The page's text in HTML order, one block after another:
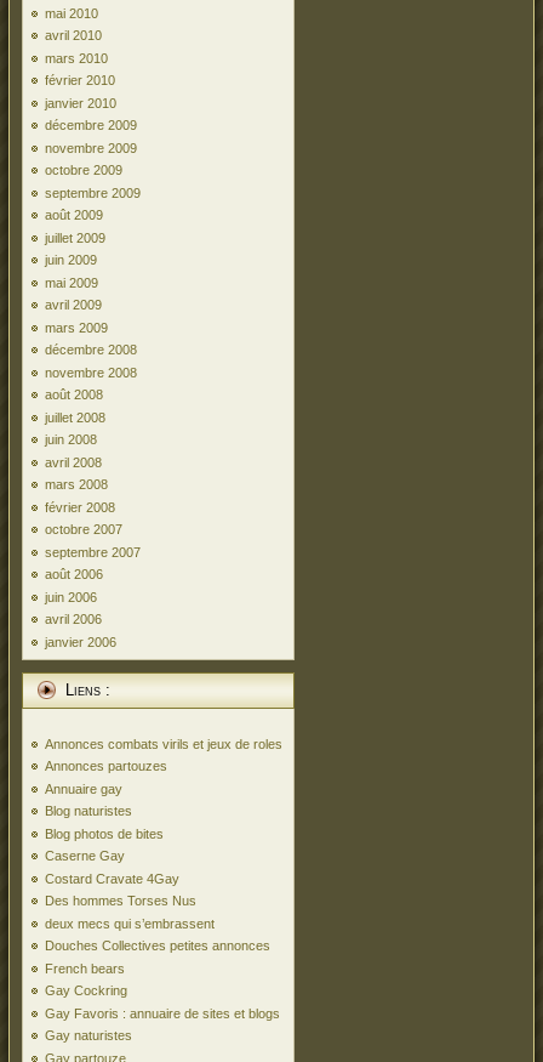
mai 2010
avril 2010
mars 2010
février 2010
janvier 2010
décembre 2009
novembre 2009
octobre 2009
septembre 2009
août 2009
juillet 2009
juin 2009
mai 2009
avril 2009
mars 2009
décembre 2008
novembre 2008
août 2008
juillet 2008
juin 2008
avril 2008
mars 2008
février 2008
octobre 2007
septembre 2007
août 2006
juin 2006
avril 2006
janvier 2006
Liens :
Annonces combats virils et jeux de roles
Annonces partouzes
Annuaire gay
Blog naturistes
Blog photos de bites
Caserne Gay
Costard Cravate 4Gay
Des hommes Torses Nus
deux mecs qui s’embrassent
Douches Collectives petites annonces
French bears
Gay Cockring
Gay Favoris : annuaire de sites et blogs
Gay naturistes
Gay partouze